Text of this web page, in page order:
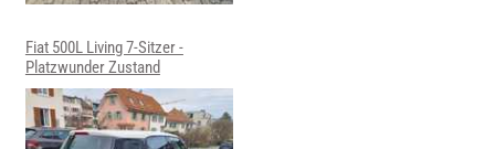
Fiat 500L Living 7-Sitzer -
Platzwunder Zustand